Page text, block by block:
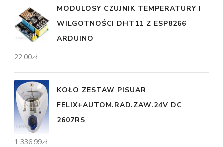
MODULOSY CZUJNIK TEMPERATURY I
WILGOTNOŚCI DHT11 Z ESP8266
ARDUINO
22,00zł
KOŁO ZESTAW PISUAR
FELIX+AUTOM.RAD.ZAW.24V DC
2607RS
1 336,99zł